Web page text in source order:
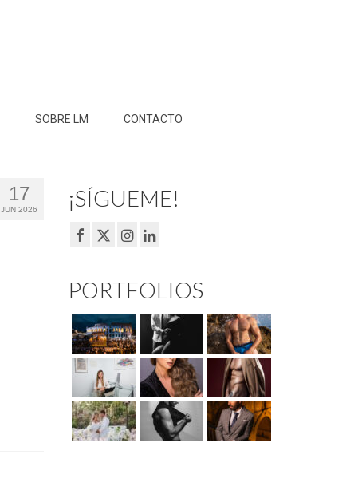
SOBRE LM CONTACTO
17
JUN 2026 ¡SÍGUEME!
PORTFOLIOS